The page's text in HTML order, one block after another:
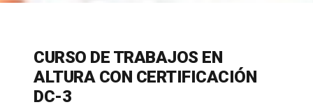
CURSO DE TRABAJOS EN
ALTURA CON CERTIFICACIÓN
DC-3